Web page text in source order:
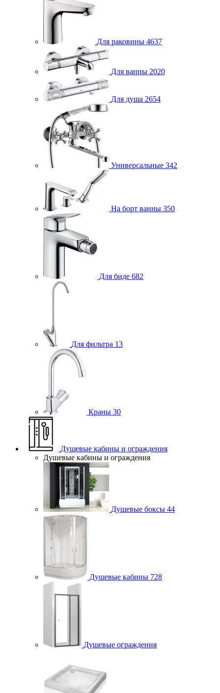
Для раковины 4637
Для ванны 2020
Для душа 2654
Универсальные 342
На борт ванны 350
Для биде 682
Для фильтра 13
Краны 30
Душевые кабины и ограждения
Душевые кабины и ограждения
Душевые боксы 44
Душевые кабины 728
Душевые ограждения